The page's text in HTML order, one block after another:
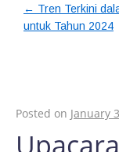
← Tren Terkini
untuk Tahun 2024
Posted on January